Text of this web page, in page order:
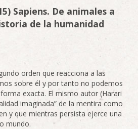
Sapiens. De animales a
de la humanidad
orden que reacciona a las
sobre él y por tanto no podemos
exacta. El mismo autor (Harari
imaginada” de la mentira como
y que mientras persista ejerce una
mundo.